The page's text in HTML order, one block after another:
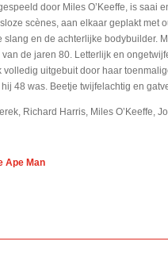
door Miles O’Keeffe, is
scènes, aan elkaar geplakt
slang en de achterlijke bodybuilder.
de jaren 80. Letterlijk en
uitgebuit door haar
48 was. Beetje twijfelachtig en
Richard Harris, Miles O’Keeffe,
Ape Man